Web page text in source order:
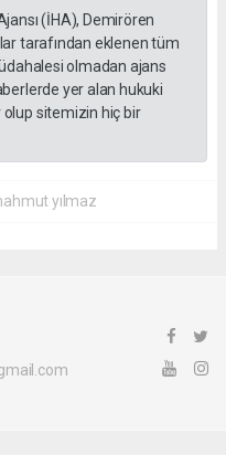
(İHA), Demirören
tarafından eklenen tüm
olmadan ajans
yer alan hukuki
sitemizin hiç bir
yılmaz